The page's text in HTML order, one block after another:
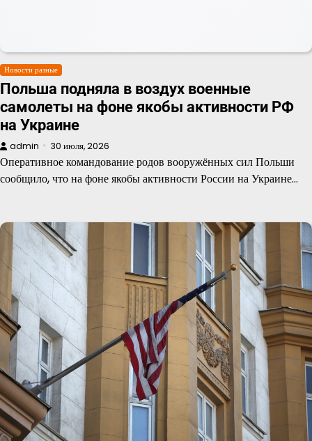
Новости разные
Польша подняла в воздух военные
самолеты на фоне якобы активности РФ
на Украине
admin 30 июля, 2026
Оперативное командование родов вооружённых сил Польши
сообщило, что на фоне якобы активности России на Украине…